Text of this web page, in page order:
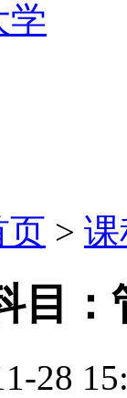
学
页 >
目
28